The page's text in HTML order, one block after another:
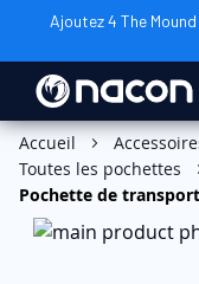
Ajoutez 4 The
Accueil
Toutes les pochettes
Pochette de
Skip